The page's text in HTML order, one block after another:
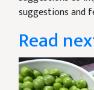
suggestions and
Read